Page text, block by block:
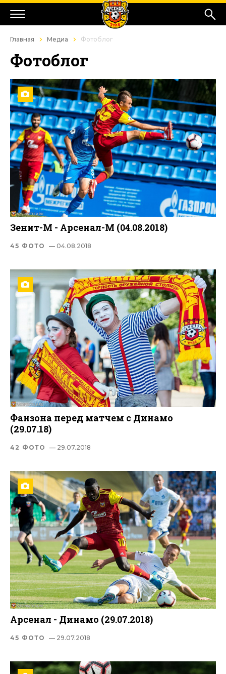
Главная Медиа Фотоблог
Фотоблог
Зенит-М - Арсенал-М (04.08.2018)
45 ФОТО — 04.08.2018
Фанзона перед матчем с Динамо
(29.07.18)
42 ФОТО — 29.07.2018
Арсенал - Динамо (29.07.2018)
45 ФОТО — 29.07.2018